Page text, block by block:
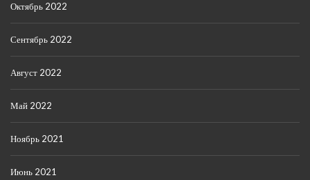
Октябрь 2022
Сентябрь 2022
Август 2022
Май 2022
Ноябрь 2021
Июнь 2021